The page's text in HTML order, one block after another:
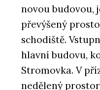
novou budovou,
převýšený
schodiště.
hlavní budovu,
Stromovka. V
nedělený